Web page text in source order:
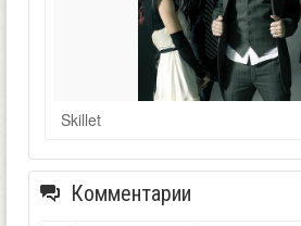
Skillet
Комментарии